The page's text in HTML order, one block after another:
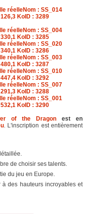
of the Dragon est en
. L'inscription est entièrement
de choisir ses talents.
du jeu en Europe.
à des hauteurs incroyables et